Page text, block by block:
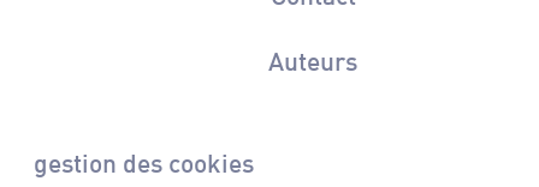
Auteurs
gestion des cookies